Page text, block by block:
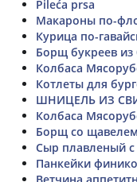
Pileća prsa
Макароны по-
Курица по-
Борщ букреев из
Колбаса
Котлеты для
ШНИЦЕЛЬ ИЗ
Колбаса
Борщ со
Сыр плавленый
Панкейки